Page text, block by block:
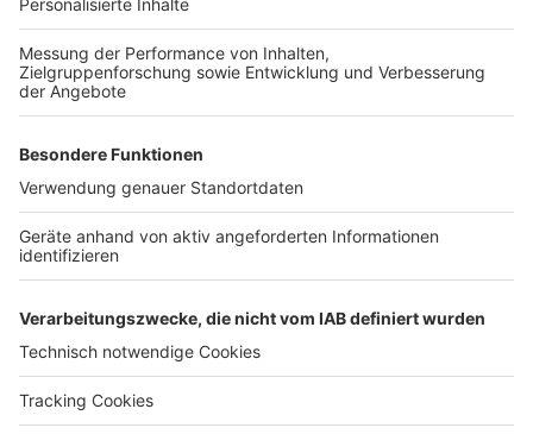
Ihre Baufirma auf bauen.de
Kostenloses Infogespräch